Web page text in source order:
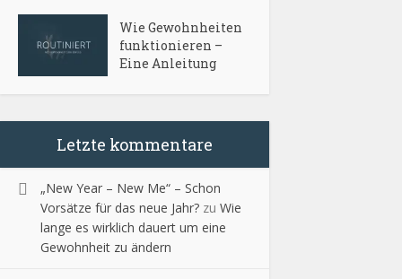
Wie Gewohnheiten
funktionieren –
Eine Anleitung
Letzte kommentare
„New Year – New Me“ – Schon
Vorsätze für das neue Jahr? zu Wie
lange es wirklich dauert um eine
Gewohnheit zu ändern